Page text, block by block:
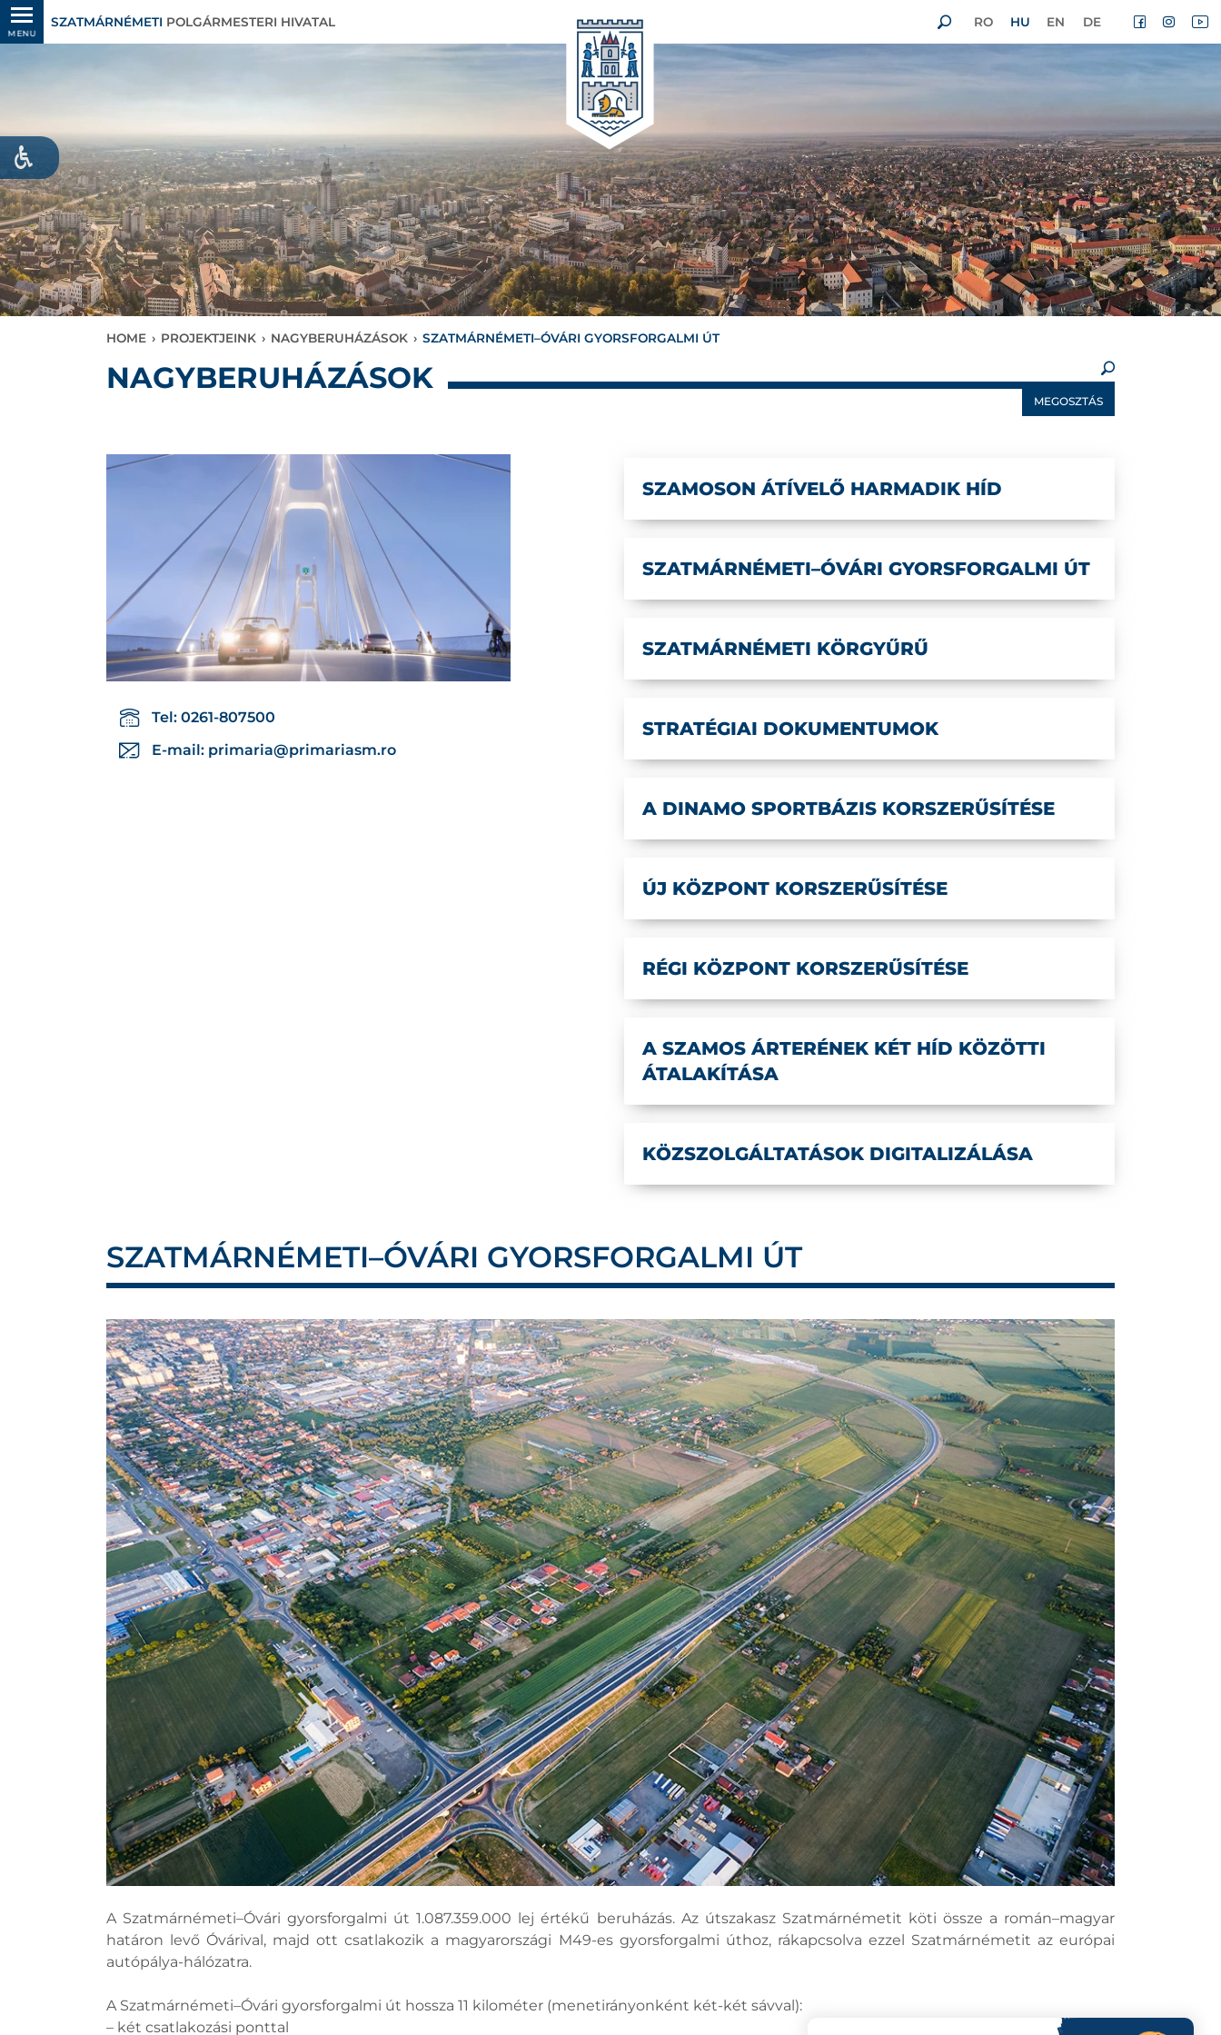
MENU
SZATMÁRNÉMETI POLGÁRMESTERI HIVATAL RO HU EN DE
HOME › PROJEKTJEINK › NAGYBERUHÁZÁSOK › SZATMÁRNÉMETI–ÓVÁRI GYORSFORGALMI ÚT
NAGYBERUHÁZÁSOK
MEGOSZTÁS
Tel: 0261-807500
E-mail: primaria@primariasm.ro
SZAMOSON ÁTÍVELŐ HARMADIK HÍD
SZATMÁRNÉMETI–ÓVÁRI GYORSFORGALMI ÚT
SZATMÁRNÉMETI KÖRGYŰRŰ
STRATÉGIAI DOKUMENTUMOK
A DINAMO SPORTBÁZIS KORSZERŰSÍTÉSE
ÚJ KÖZPONT KORSZERŰSÍTÉSE
RÉGI KÖZPONT KORSZERŰSÍTÉSE
A SZAMOS ÁRTERÉNEK KÉT HÍD KÖZÖTTI
ÁTALAKÍTÁSA
KÖZSZOLGÁLTATÁSOK DIGITALIZÁLÁSA
SZATMÁRNÉMETI–ÓVÁRI GYORSFORGALMI ÚT
A Szatmárnémeti–Óvári gyorsforgalmi út 1.087.359.000 lej értékű beruházás. Az útszakasz Szatmárnémetit köti össze a román–magyar
határon levő Óvárival, majd ott csatlakozik a magyarországi M49-es gyorsforgalmi úthoz, rákapcsolva ezzel Szatmárnémetit az európai
autópálya-hálózatra.
A Szatmárnémeti–Óvári gyorsforgalmi út hossza 11 kilométer (menetirányonként két-két sávval):
– két csatlakozási ponttal